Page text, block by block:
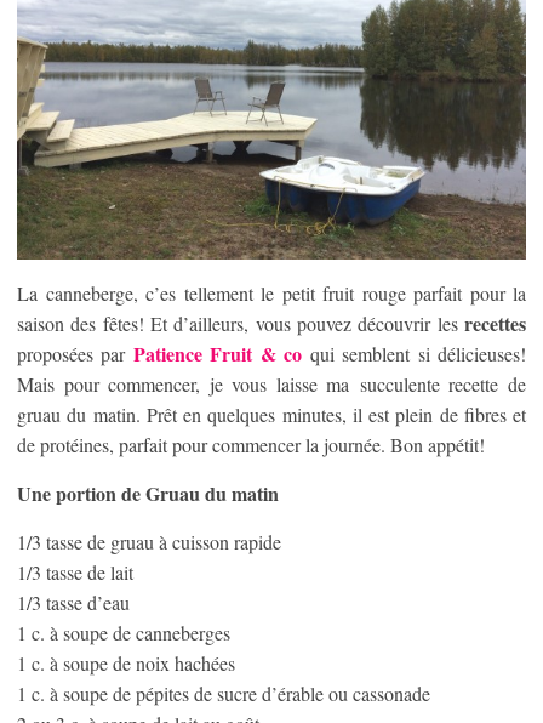
La canneberge, c’es tellement le petit fruit rouge parfait pour la
saison des fêtes! Et d’ailleurs, vous pouvez découvrir les recettes
proposées par Patience Fruit & co qui semblent si délicieuses!
Mais pour commencer, je vous laisse ma succulente recette de
gruau du matin. Prêt en quelques minutes, il est plein de fibres et
de protéines, parfait pour commencer la journée. Bon appétit!
Une portion de Gruau du matin
1/3 tasse de gruau à cuisson rapide
1/3 tasse de lait
1/3 tasse d’eau
1 c. à soupe de canneberges
1 c. à soupe de noix hachées
1 c. à soupe de pépites de sucre d’érable ou cassonade